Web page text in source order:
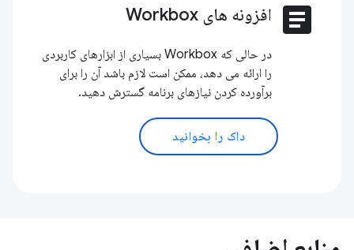
article افزونه های Workbox
در حالی که Workbox بسیاری از ابزارهای کاربردی
را ارائه می دهد، ممکن است لازم باشد آن را برای
برآورده کردن نیازهای برنامه گسترش دهید.
داک را بخوانید